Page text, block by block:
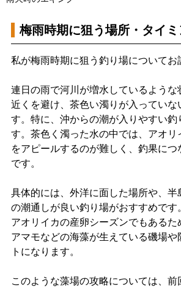
梅雨時期に狙う場所・タイ
私が梅雨時期に狙う釣り場についてお
連日の雨で河川が増水しているような
近くを避け、茶色い濁りが入っていな
す。特に、沖からの潮が入りやすい釣
す。茶色く濁った水の中では、アオリ
をアピールするのが難しく、釣果につ
です。
具体的には、外洋に面した場所や、半
の潮通しが良い釣り場がおすすめです
アオリイカの産卵シーズンでもあるた
アマモなどの海藻が生えている磯場や
トになります。
このような藻場の攻略については、前